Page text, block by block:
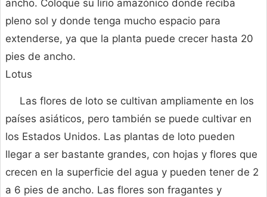
ancho. Coloque su lirio amazónico donde reciba
pleno sol y donde tenga mucho espacio para
extenderse, ya que la planta puede crecer hasta 20
pies de ancho.
Lotus
Las flores de loto se cultivan ampliamente en los
países asiáticos, pero también se puede cultivar en
los Estados Unidos. Las plantas de loto pueden
llegar a ser bastante grandes, con hojas y flores que
crecen en la superficie del agua y pueden tener de 2
a 6 pies de ancho. Las flores son fragantes y